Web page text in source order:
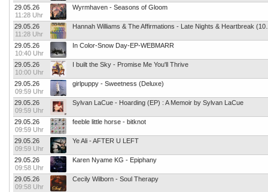
29.05.26
11:28 Uhr
Wyrmhaven - Seasons of Gloom
29.05.26
11:28 Uhr
29.05.26
10:40 Uhr
In Color-Snow Day-EP-WEBMARR
29.05.26
10:00 Uhr
I built the Sky - Promise Me You'll Thrive
29.05.26
09:59 Uhr
girlpuppy - Sweetness (Deluxe)
29.05.26
09:59 Uhr
Sylvan LaCue - Hoarding (EP) : A Memoir by Sylvan LaCue
29.05.26
09:59 Uhr
feeble little horse - bitknot
29.05.26
09:59 Uhr
Ye Ali - AFTER U LEFT
29.05.26
09:58 Uhr
Karen Nyame KG - Epiphany
29.05.26
09:58 Uhr
Cecily Wilborn - Soul Therapy